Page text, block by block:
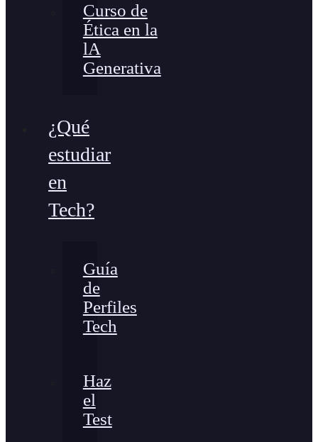
Curso de
Ética en la
lA
Generativa
¿Qué
estudiar
en
Tech?
Guía
de
Perfiles
Tech
Haz
el
Test